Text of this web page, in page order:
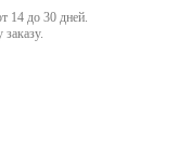
14 до 30 дней.